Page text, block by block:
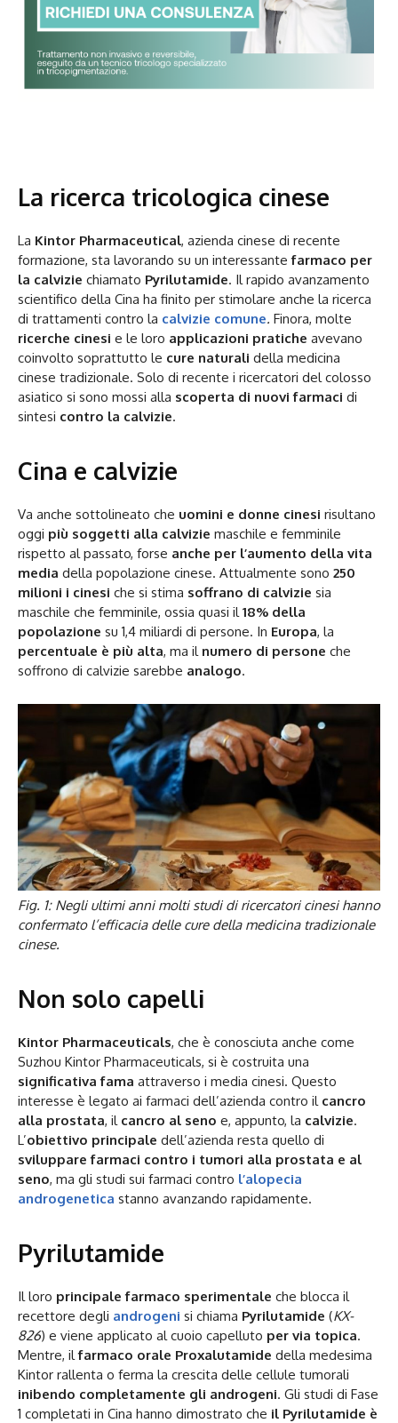
La ricerca tricologica cinese
La Kintor Pharmaceutical, azienda cinese di recente
formazione, sta lavorando su un interessantefarmaco per
la calvizie chiamato Pyrilutamide. Il rapido avanzamento
scientifico della Cina ha finito per stimolare anche la ricerca
di trattamenti contro la calvizie comune. Finora, molte
ricerche cinesi e le loro applicazioni pratiche avevano
coinvolto soprattutto le cure naturali della medicina
cinese tradizionale. Solo di recente i ricercatori del colosso
asiatico si sono mossi alla scoperta di nuovi farmaci di
sintesi contro la calvizie.
Cina e calvizie
Va anche sottolineato che uomini e donne cinesi risultano
oggi più soggetti alla calvizie maschile e femminile
rispetto al passato, forse anche per l’aumento della vita
media della popolazione cinese. Attualmente sono 250
milioni i cinesi che si stima soffrano di calvizie sia
maschile che femminile, ossia quasi il18% della
popolazione su 1,4 miliardi di persone. In Europa, la
percentuale è più alta, ma il numero di persone che
soffrono di calvizie sarebbe analogo.
Fig. 1: Negli ultimi anni molti studi di ricercatori cinesi hanno
confermato l’efficacia delle cure della medicina tradizionale
cinese.
Non solo capelli
Kintor Pharmaceuticals, che è conosciuta anche come
Suzhou Kintor Pharmaceuticals, si è costruita una
significativa fama attraverso i media cinesi. Questo
interesse è legato ai farmaci dell’azienda contro il cancro
alla prostata, il cancro al seno e, appunto, la calvizie.
L’obiettivo principale dell’azienda resta quello di
sviluppare farmaci contro i tumori alla prostata e al
seno, ma gli studi sui farmaci contro l’alopecia
androgenetica stanno avanzando rapidamente.
Pyrilutamide
Il loro principale farmaco sperimentale che blocca il
recettore degli androgeni si chiama Pyrilutamide (KX-
826) e viene applicato al cuoio capelluto per via topica.
Mentre, ilfarmaco orale Proxalutamide della medesima
Kintor rallenta o ferma la crescita delle cellule tumorali
inibendo completamente gli androgeni. Gli studi di Fase
1 completati in Cina hanno dimostrato che il Pyrilutamide è